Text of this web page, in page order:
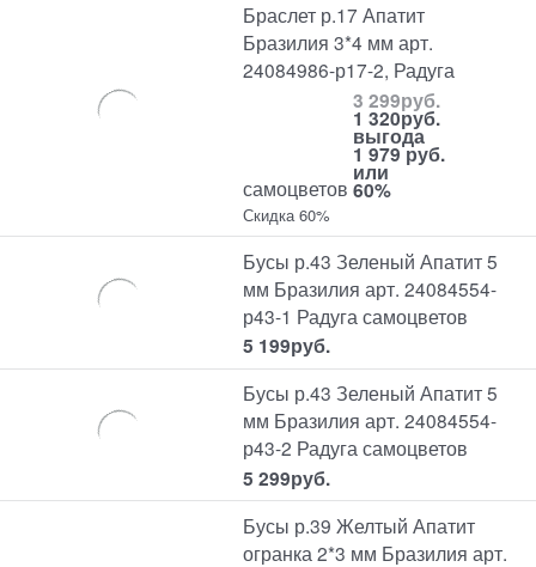
Браслет р.17 Апатит
Бразилия 3*4 мм арт.
24084986-р17-2, Радуга
самоцветов
3 299руб.
1 320руб.
выгода
1 979 руб.
или
60%
Скидка 60%
Бусы р.43 Зеленый Апатит 5
мм Бразилия арт. 24084554-
р43-1 Радуга самоцветов
5 199руб.
Бусы р.43 Зеленый Апатит 5
мм Бразилия арт. 24084554-
р43-2 Радуга самоцветов
5 299руб.
Бусы р.39 Желтый Апатит
огранка 2*3 мм Бразилия арт.